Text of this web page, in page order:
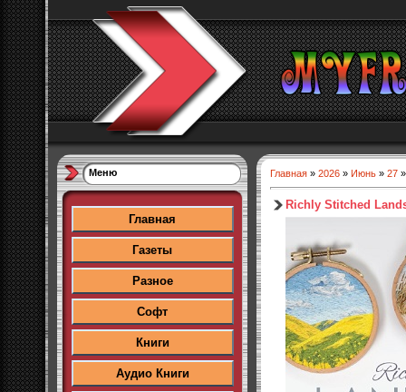
Меню
Главная
Газеты
Разное
Софт
Книги
Аудио Книги
Главная » 2026 » Июнь » 27
Richly Stitched